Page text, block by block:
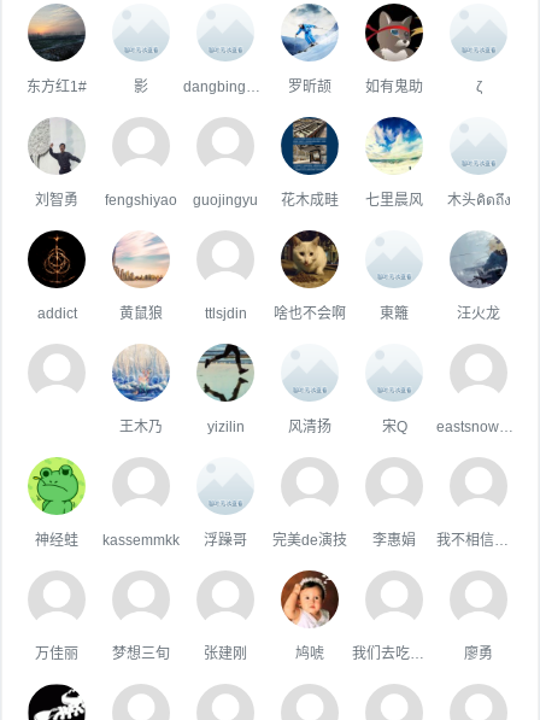
东方红1# 影 罗昕颉 如有鬼助 ζ
刘智勇 fengshiyao guojingyu 花木成畦 七里晨风 木头คิดถึง
addict 黄鼠狼 ttlsjdin 啥也不会啊 東籬 汪火龙
王木乃 yizilin 风清扬 宋Q
神经蛙 kassemmkk 浮躁哥 完美de演技 李惠娟
万佳丽 梦想三旬 张建刚 鸠唬 廖勇